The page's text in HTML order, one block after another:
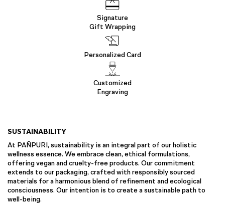
Signature
Gift Wrapping
Personalized Card
Customized
Engraving
SUSTAINABILITY
At PAÑPURI, sustainability is an integral part of our holistic
wellness essence. We embrace clean, ethical formulations,
offering vegan and cruelty-free products. Our commitment
extends to our packaging, crafted with responsibly sourced
materials for a harmonious blend of refinement and ecological
consciousness. Our intention is to create a sustainable path to
well-being.